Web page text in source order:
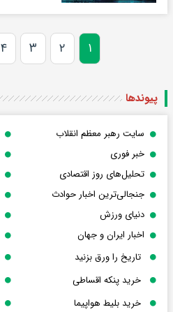
۱ ۲ ۳ ۴
پیوندها
سایت رهبر معظم انقلاب
خبر فوری
تحلیل‌های روز اقتصادی
جنجالی‌ترین اخبار حوادث
دنیای ورزش
اخبار ایران و جهان
تاریخ را ورق بزنید
خرید پنکه اقساطی
خرید بلیط هواپیما